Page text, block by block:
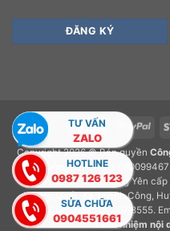
Copyright 2026 © Bản quyền
Tiến Cường.GPDKKD:
Khoái Châu – Tỉnh Hưng Yên
Hương Quất, Xã Thành Công,
Nam. Điện thoại: 0932918555.
trách nhiệm nội
TƯ VẤN
ZALO
HOTLINE
0987 126 123
SỬA CHỮA
0904551661